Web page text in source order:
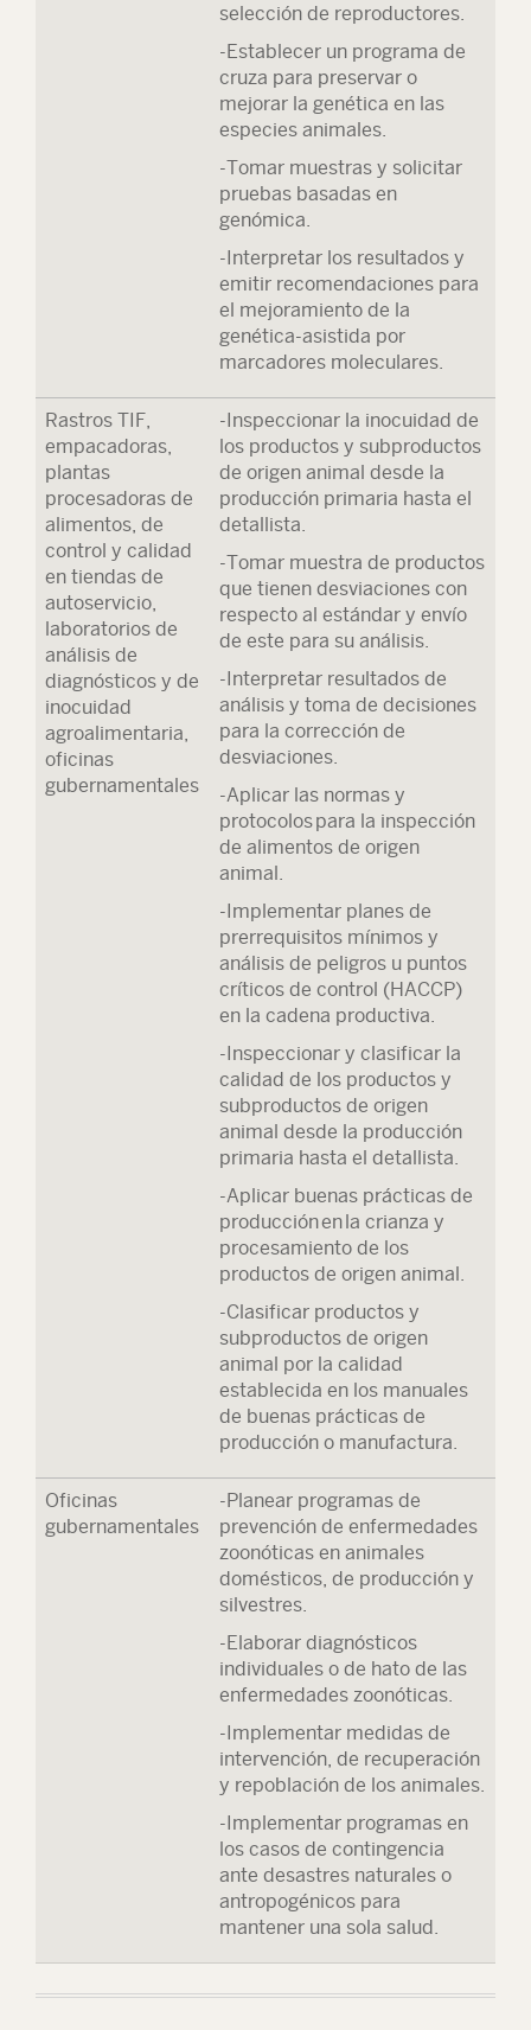
selección de reproductores.
-Establecer un programa de
cruza para preservar o
mejorar la genética en las
especies animales.
-Tomar muestras y solicitar
pruebas basadas en
genómica.
-Interpretar los resultados y
emitir recomendaciones para
el mejoramiento de la
genética-asistida por
marcadores moleculares.
Rastros TIF,
empacadoras,
plantas
procesadoras de
alimentos, de
control y calidad
en tiendas de
autoservicio,
laboratorios de
análisis de
diagnósticos y de
inocuidad
agroalimentaria,
oficinas
gubernamentales
-Inspeccionar la inocuidad de
los productos y subproductos
de origen animal desde la
producción primaria hasta el
detallista.
-Tomar muestra de productos
que tienen desviaciones con
respecto al estándar y envío
de este para su análisis.
-Interpretar resultados de
análisis y toma de decisiones
para la corrección de
desviaciones.
-Aplicar las normas y
protocolos para la inspección
de alimentos de origen
animal.
-Implementar planes de
prerrequisitos mínimos y
análisis de peligros u puntos
críticos de control (HACCP)
en la cadena productiva.
-Inspeccionar y clasificar la
calidad de los productos y
subproductos de origen
animal desde la producción
primaria hasta el detallista.
-Aplicar buenas prácticas de
producción en la crianza y
procesamiento de los
productos de origen animal.
-Clasificar productos y
subproductos de origen
animal por la calidad
establecida en los manuales
de buenas prácticas de
producción o manufactura.
Oficinas
gubernamentales
-Planear programas de
prevención de enfermedades
zoonóticas en animales
domésticos, de producción y
silvestres.
-Elaborar diagnósticos
individuales o de hato de las
enfermedades zoonóticas.
-Implementar medidas de
intervención, de recuperación
y repoblación de los animales.
-Implementar programas en
los casos de contingencia
ante desastres naturales o
antropogénicos para
mantener una sola salud.